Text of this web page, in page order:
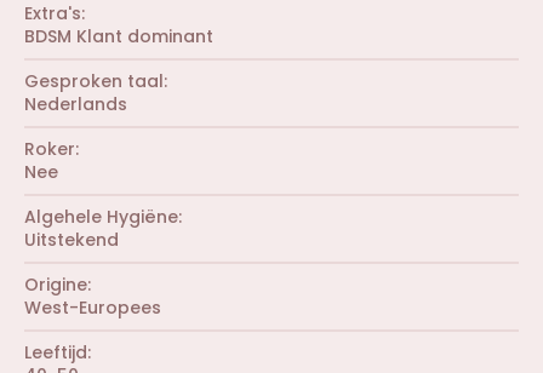
e
n
r
r
e
0
s
e
Extra's
BDSM Klant dominant
Gesproken taal
Nederlands
Roker
Nee
Algehele Hygiëne
Uitstekend
Origine
West-Europees
Leeftijd